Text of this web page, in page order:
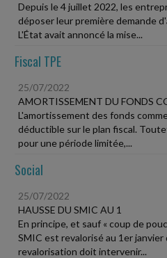
Depuis le 4 juillet 2022, les
déposer leur première demande
L'État avait annoncé la mise...
Fiscal TPE
25/07/2022
AMORTISSEMENT DU FONDS
L'amortissement des fonds
déductible sur le plan fiscal.
pour une période limitée,...
Social
25/07/2022
HAUSSE DU SMIC AU 1
En principe, et sauf « coup de
SMIC est revalorisé au 1er janvier
revalorisation doit intervenir...